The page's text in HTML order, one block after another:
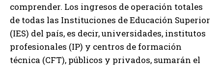
comprender. Los ingresos de operación totales
de todas las Instituciones de Educación Superior
(IES) del país, es decir, universidades, institutos
profesionales (IP) y centros de formación
técnica (CFT), públicos y privados, sumarán el